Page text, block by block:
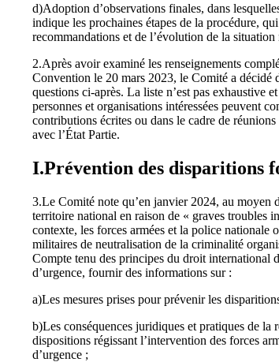
d)Adoption d’observations finales, dans
indique les prochaines étapes de la procédure,
recommandations et de l’évolution de la
2.Après avoir examiné les renseignements
Convention le 20 mars 2023, le Comité a décidé
questions ci‑après. La liste n’est pas exhaustive
personnes et organisations intéressées peuvent
contributions écrites ou dans le cadre de
avec l’État Partie.
I.Prévention des disparitions
3.Le Comité note qu’en janvier 2024, au moyen
territoire national en raison de « graves troubles
contexte, les forces armées et la police nationale
militaires de neutralisation de la criminalité
Compte tenu des principes du droit international
d’urgence, fournir des informations sur :
a)Les mesures prises pour prévenir les
b)Les conséquences juridiques et pratiques de la
dispositions régissant l’intervention des forces
d’urgence ;